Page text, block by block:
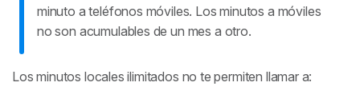
minuto a teléfonos móviles. Los minutos a móviles
no son acumulables de un mes a otro.
Los minutos locales ilimitados no te permiten llamar a: